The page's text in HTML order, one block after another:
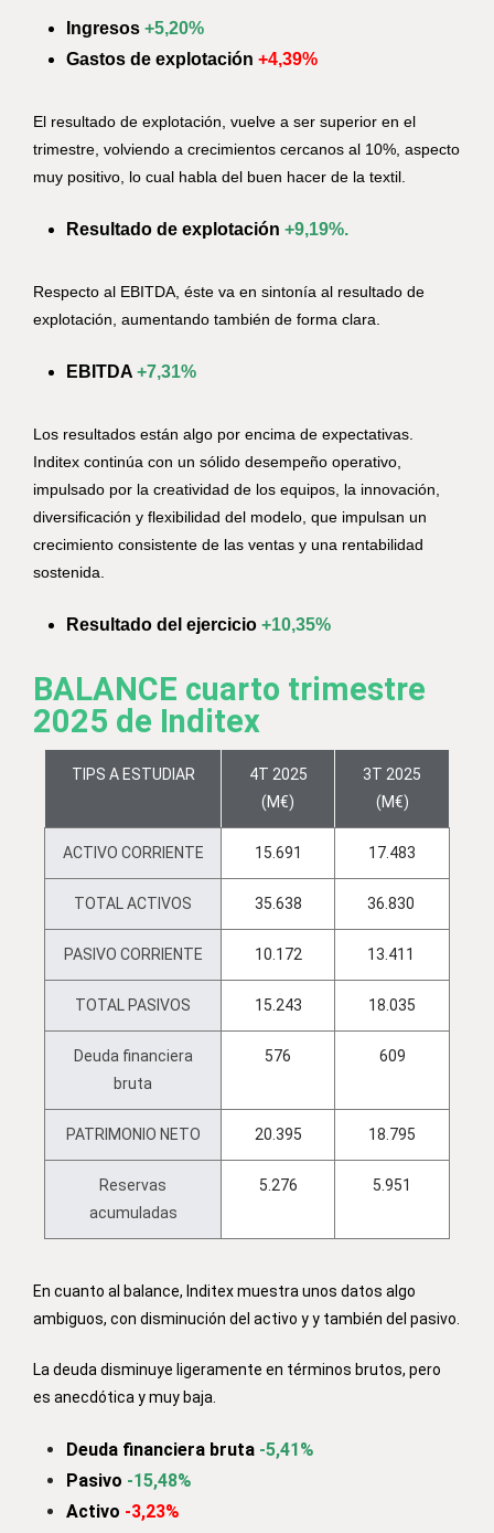
Ingresos +5,20%
Gastos de explotación +4,39%
El resultado de explotación, vuelve a ser superior en el
trimestre, volviendo a crecimientos cercanos al 10%, aspecto
muy positivo, lo cual habla del buen hacer de la textil.
Resultado de explotación +9,19%.
Respecto al EBITDA, éste va en sintonía al resultado de
explotación, aumentando también de forma clara.
EBITDA +7,31%
Los resultados están algo por encima de expectativas.
Inditex continúa con un sólido desempeño operativo,
impulsado por la creatividad de los equipos, la innovación,
diversificación y flexibilidad del modelo, que impulsan un
crecimiento consistente de las ventas y una rentabilidad
sostenida.
Resultado del ejercicio +10,35%
BALANCE cuarto trimestre
2025 de Inditex
TIPS A ESTUDIAR
4T 2025
(M€)
3T 2025
(M€)
ACTIVO CORRIENTE 15.691 17.483
TOTAL ACTIVOS 35.638 36.830
PASIVO CORRIENTE 10.172 13.411
TOTAL PASIVOS 15.243 18.035
Deuda financiera
bruta
576 609
PATRIMONIO NETO 20.395 18.795
Reservas
acumuladas
5.276 5.951
En cuanto al balance, Inditex muestra unos datos algo
ambiguos, con disminución del activo y y también del pasivo.
La deuda disminuye ligeramente en términos brutos, pero
es anecdótica y muy baja.
Deuda financiera bruta -5,41%
Pasivo -15,48%
Activo -3,23%